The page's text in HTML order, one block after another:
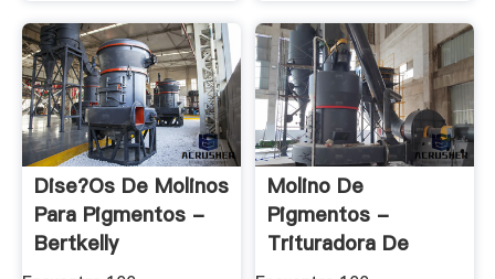
Dise?os De Molinos
Para Pigmentos -
Bertkelly
Molino De
Pigmentos -
Trituradora De
Cono